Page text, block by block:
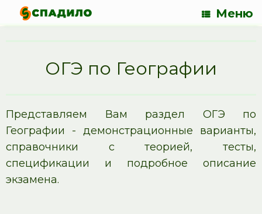
Меню
ОГЭ по Географии
Представляем Вам раздел ОГЭ по
Географии - демонстрационные варианты,
справочники с теорией, тесты,
спецификации и подробное описание
экзамена.